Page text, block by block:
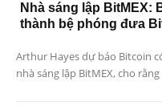
Nhà sáng lập BitMEX:
thành bệ phóng đưa
Arthur Hayes dự báo Bitcoin
nhà sáng lập BitMEX, cho